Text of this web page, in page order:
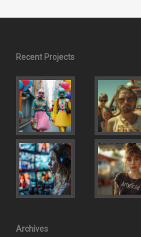
Recent Projects
Archives